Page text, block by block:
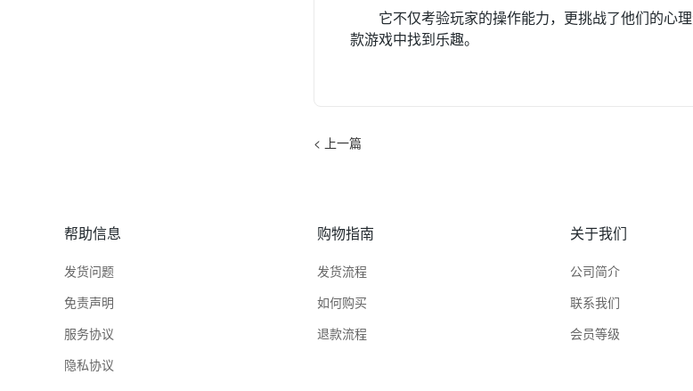
它不仅考验玩家的操作能力，更挑战了他们的心
款游戏中找到乐趣。
< 上一篇
帮助信息
发货问题
免责声明
服务协议
隐私协议
购物指南
发货流程
如何购买
退款流程
关于我们
公司简介
联系我们
会员等级